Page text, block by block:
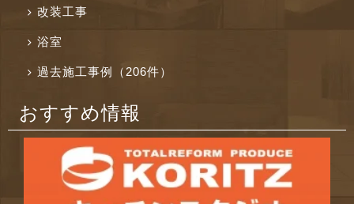
改装工事
浴室
過去施工事例（206件）
おすすめ情報